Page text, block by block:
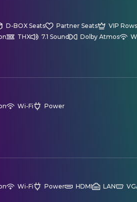
D-BOX Seats Partner Seats VIP Rows
THX 7.1 Sound Dolby Atmos
Wi-Fi Power
Wi-Fi Power HDMI LAN